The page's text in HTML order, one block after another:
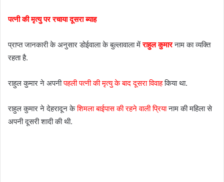
पत्नी की मृत्यु पर रचाया दूसरा ब्याह
प्राप्त जानकारी के अनुसार डोईवाला के बुल्लावाला मेंराहुल कुमार नाम का व्यक्ति
रहता है.
राहुल कुमार ने अपनीपहली पत्नी की मृत्यु के बाद दूसरा विवाहकिया था.
राहुल कुमार ने देहरादून केशिमला बाईपास की रहने वाली प्रियानाम की महिला से
अपनी दूसरी शादी की थी.